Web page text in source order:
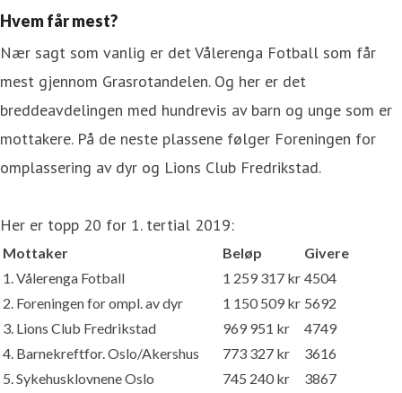
Hvem får mest?
Nær sagt som vanlig er det Vålerenga Fotball som får
mest gjennom Grasrotandelen. Og her er det
breddeavdelingen med hundrevis av barn og unge som er
mottakere. På de neste plassene følger Foreningen for
omplassering av dyr og Lions Club Fredrikstad.
Her er topp 20 for 1. tertial 2019:
Mottaker Beløp
Givere
1. Vålerenga Fotball
1 259 317 kr 4504
2. Foreningen for ompl. av dyr
1 150 509 kr 5692
3. Lions Club Fredrikstad
969 951 kr
4749
4. Barnekreftfor. Oslo/Akershus
773 327 kr
3616
5. Sykehusklovnene Oslo
745 240 kr 3867